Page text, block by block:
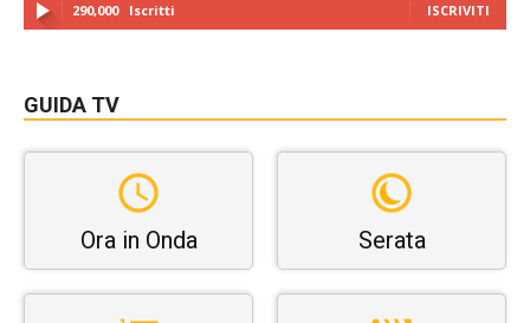
290,000 Iscritti ISCRIVITI
GUIDA TV
Ora in Onda Serata